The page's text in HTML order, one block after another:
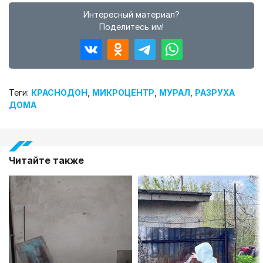
Интересный материал?
Поделитесь им!
Теги: КРАСНОДОН МИКРОЦЕНТР МУРАЛ РАЗРУХА
ДОМА
Читайте также